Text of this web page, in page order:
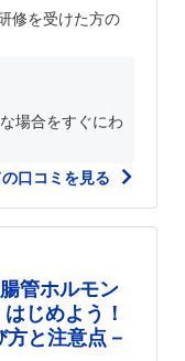
修を受けた方の
場合をすぐにわ
口コミを見る
管ホルモン
じめよう！
と注意点－